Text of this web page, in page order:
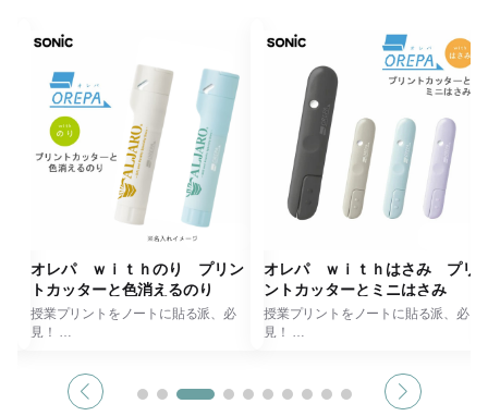
オレパ ｗｉｔｈのり プリン
トカッターと色消えるのり
授業プリントをノートに貼る派、必
見！
時短プリント整理でスタディーパフォ
ーマンス向上！
オレパ ｗｉｔｈはさみ プリ
ントカッターとミニはさみ
授業プリントをノートに貼る派、必
見！
マンス向上！
1本2役！まっすぐ切れるプリントカ